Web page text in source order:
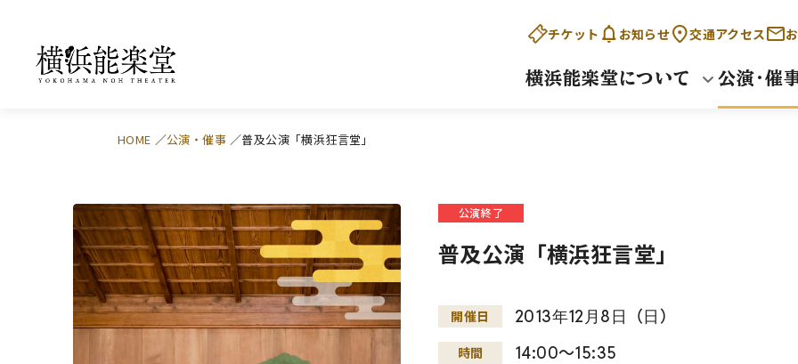
チケット お知らせ 交通アクセス
横浜能楽堂について 公演・催
HOME 公演・催事 普及公演「横浜狂言堂」
公演終了
普及公演「横浜狂言堂」
開催日 2013年12 月 8日 （日 ）
時間 14:00～15:35